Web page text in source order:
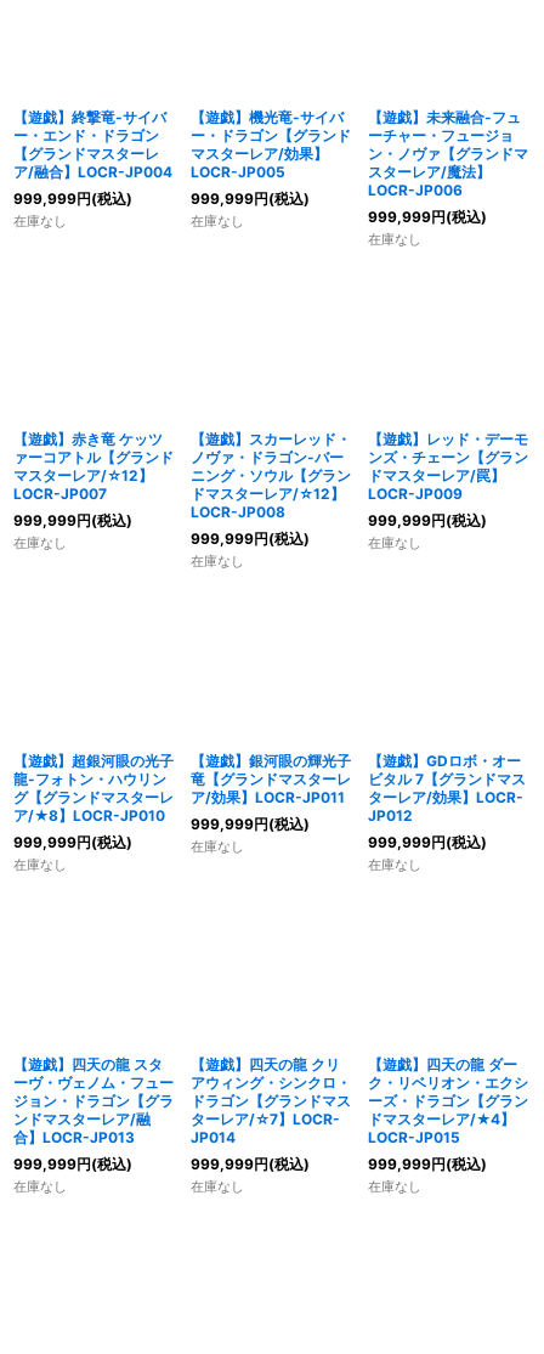
【遊戯】終撃竜-サイバ
ー・エンド・ドラゴン
【グランドマスターレ
ア/融合】LOCR-JP004
999,999円(税込)
在庫なし
【遊戯】機光竜-サイバ
ー・ドラゴン【グランド
マスターレア/効果】
LOCR-JP005
999,999円(税込)
在庫なし
【遊戯】未来融合-フュ
ーチャー・フュージョ
ン・ノヴァ【グランドマ
スターレア/魔法】
LOCR-JP006
999,999円(税込)
在庫なし
【遊戯】赤き竜 ケッツ
ァーコアトル【グランド
マスターレア/☆12】
LOCR-JP007
999,999円(税込)
在庫なし
【遊戯】スカーレッド・
ノヴァ・ドラゴン-バー
ニング・ソウル【グラン
ドマスターレア/☆12】
LOCR-JP008
999,999円(税込)
在庫なし
【遊戯】レッド・デーモ
ンズ・チェーン【グラン
ドマスターレア/罠】
LOCR-JP009
999,999円(税込)
在庫なし
【遊戯】超銀河眼の光子
龍-フォトン・ハウリン
グ【グランドマスターレ
ア/★8】LOCR-JP010
999,999円(税込)
在庫なし
【遊戯】銀河眼の輝光子
竜【グランドマスターレ
ア/効果】LOCR-JP011
999,999円(税込)
在庫なし
【遊戯】GDロボ・オー
ビタル 7【グランドマス
ターレア/効果】LOCR-
JP012
999,999円(税込)
在庫なし
【遊戯】四天の龍 スタ
ーヴ・ヴェノム・フュー
ジョン・ドラゴン【グラ
ンドマスターレア/融
合】LOCR-JP013
999,999円(税込)
在庫なし
【遊戯】四天の龍 クリ
アウィング・シンクロ・
ドラゴン【グランドマス
ターレア/☆7】LOCR-
JP014
999,999円(税込)
在庫なし
【遊戯】四天の龍 ダー
ク・リベリオン・エクシ
ーズ・ドラゴン【グラン
ドマスターレア/★4】
LOCR-JP015
999,999円(税込)
在庫なし